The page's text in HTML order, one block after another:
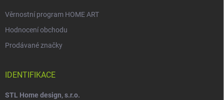
Věrnostní program HOME ART
Hodnocení obchodu
Prodávané značky
IDENTIFIKACE
STL Home design, s.r.o.